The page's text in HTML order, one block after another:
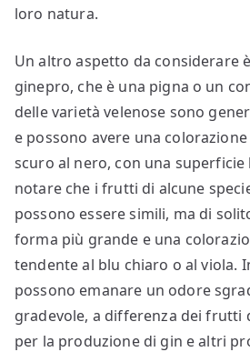
loro natura.
Un altro aspetto da considerare
ginepro, che è una pigna o un
delle varietà velenose sono
e possono avere una
scuro al nero, con una
notare che i frutti di alcune
possono essere simili, ma di
forma più grande e una
tendente al blu chiaro o al viola.
possono emanare un odore
gradevole, a differenza dei frutti
per la produzione di gin e altri